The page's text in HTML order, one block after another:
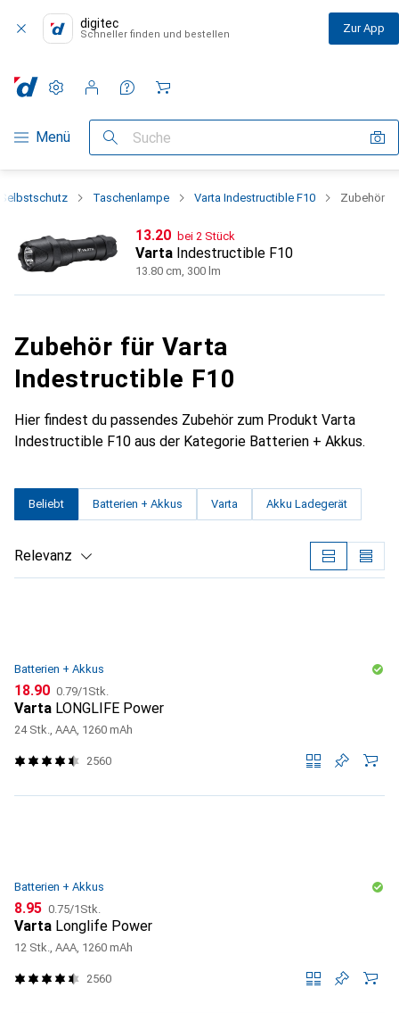
digitec
Schneller finden und bestellen Zur App
Navigation nach Kategorien
Menü Suche
Einstellungen
Kundenkonto
Vergleichslisten
Merklisten
Warenkorb
Selbstschutz Taschenlampe Varta Indestructible F10 Zubehör
CHF
13.20 bei 2 Stück
Varta Indestructible F10
13.80 cm, 300 lm
Zubehör für Varta
Indestructible F10
Hier findest du passendes Zubehör zum Produkt Varta
Indestructible F10 aus der Kategorie Batterien + Akkus.
Beliebt Batterien + Akkus Varta Akku Ladegerät
Relevanz
Batterien + Akkus
CHF
18.90 CHF
0.79/1Stk.
Varta LONGLIFE Power
24 Stk., AAA, 1260 mAh
2560
Batterien + Akkus
CHF
8.95 CHF
0.75/1Stk.
Varta Longlife Power
12 Stk., AAA, 1260 mAh
2560